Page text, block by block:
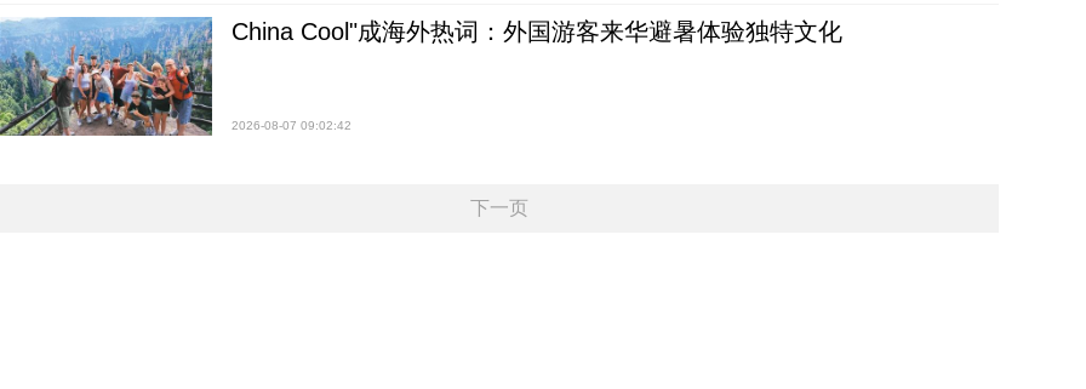
China Cool"成海外热词：外国游客来华避暑体验独特文化
2026-08-07 09:02:42
下一页